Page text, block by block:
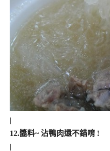
|
12.醬料~ 沾鴨肉還不錯唷 !
|